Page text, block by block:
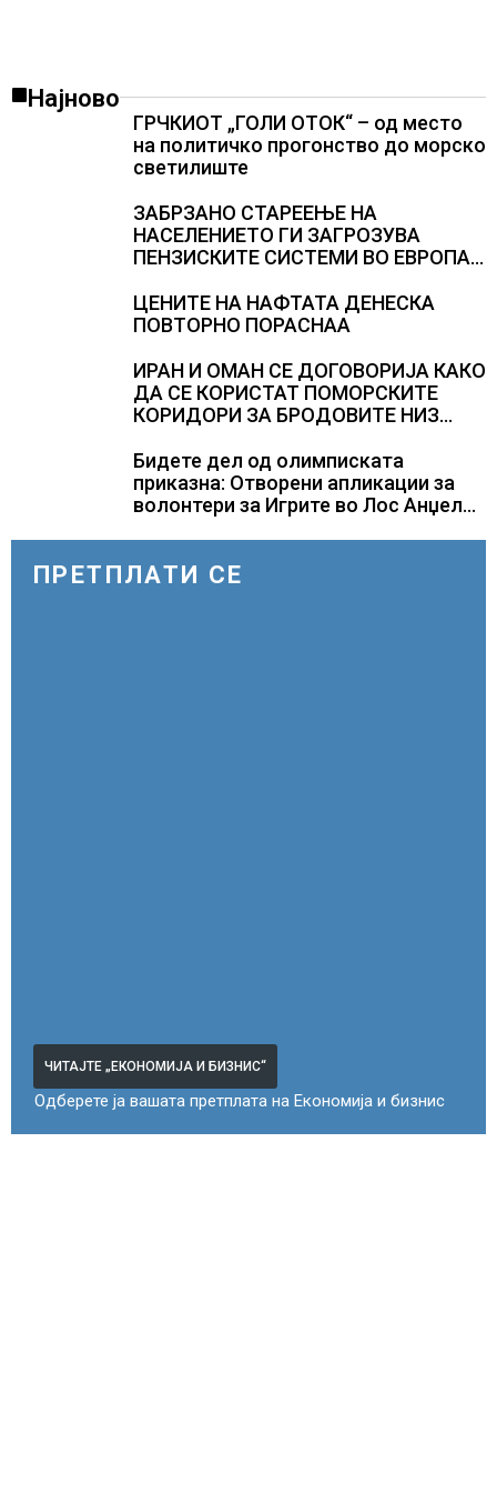
Најново
ГРЧКИОТ „ГОЛИ ОТОК“ – од место
на политичко прогонство до морско
светилиште
ЗАБРЗАНО СТАРЕЕЊЕ НА
НАСЕЛЕНИЕТО ГИ ЗАГРОЗУВА
ПЕНЗИСКИТЕ СИСТЕМИ ВО ЕВРОПА и
ЦЕНИТЕ НА НАФТАТА ДЕНЕСКА
ПОВТОРНО ПОРАСНАА
ИРАН И ОМАН СЕ ДОГОВОРИЈА КАКО
ДА СЕ КОРИСТАТ ПОМОРСКИТЕ
КОРИДОРИ ЗА БРОДОВИТЕ НИЗ
Бидете дел од олимписката
приказна: Отворени апликации за
волонтери за Игрите во Лос Анџелес
ПРЕТПЛАТИ СЕ
ЧИТАЈТЕ „ЕКОНОМИЈА И БИЗНИС“
Одберете ја вашата претплата на Економија и бизнис